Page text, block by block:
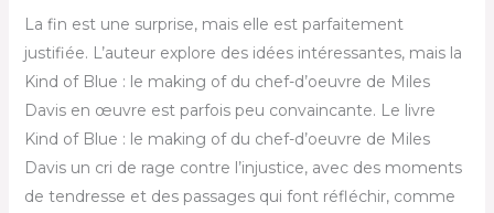
La fin est une surprise, mais elle est parfaitement
justifiée. L’auteur explore des idées intéressantes, mais la
Kind of Blue : le making of du chef-d’oeuvre de Miles
Davis en œuvre est parfois peu convaincante. Le livre
Kind of Blue : le making of du chef-d’oeuvre de Miles
Davis un cri de rage contre l’injustice, avec des moments
de tendresse et des passages qui font réfléchir, comme